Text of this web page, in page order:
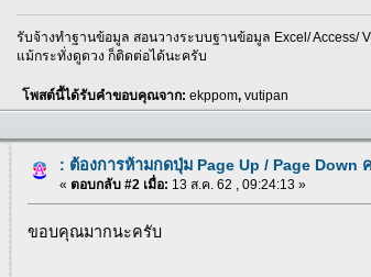
รับจ้างทำฐานข้อมูล สอนวางระบบฐานข้อมูล Excel/ Access/
แม้กระทั่งดูดวง ก็ติดต่อได้นะครับ
โพสต์นี้ได้รับคำขอบคุณจาก:ekppom,vutipan
: ต้องการห้ามกดปุ่ม Page Up / Page Down
« ตอบกลับ #2 เมื่อ: 13 ส.ค. 62 , 09:24:13 »
ขอบคุณมากนะครับ